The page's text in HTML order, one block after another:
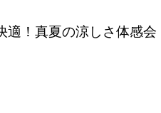
適！真夏の涼しさ体感会